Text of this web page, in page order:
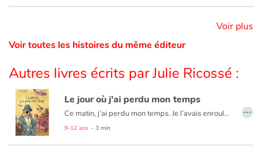
Aide
Accueil
Famille
Écoles
Médiathèques
Voir plus
Voir toutes les histoires du même éditeur
Autres livres écrits par Julie Ricossé :
Le jour où j'ai perdu mon temps
Ce matin, j’ai perdu mon temps. Je l’avais enroulé dans mon mouchoir et enfoncé dans la poche de mon pantalon. Il a dû tomber quand j’achetais mon café et quelqu’un l’aura ramassé.
9-12 ans - 3 min
…